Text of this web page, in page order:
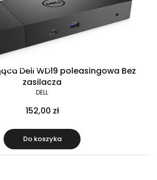
w zestawie
Dell WD19 poleasingowa Bez
zasilacza
DELL
152,00 zł
Do koszyka